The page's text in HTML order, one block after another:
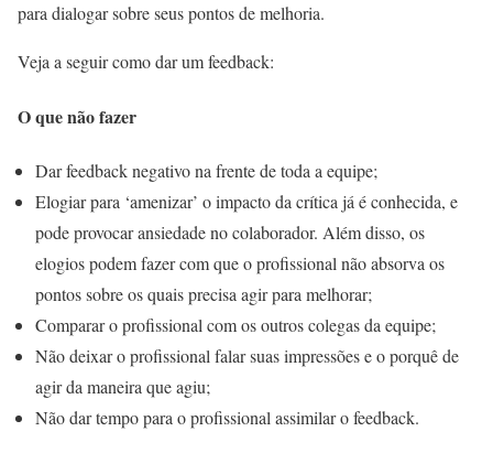
para dialogar sobre seus pontos de melhoria.
Veja a seguir como dar um feedback:
O que não fazer
Dar feedback negativo na frente de toda a equipe;
Elogiar para ‘amenizar’ o impacto da crítica já é conhecida, e
pode provocar ansiedade no colaborador. Além disso, os
elogios podem fazer com que o profissional não absorva os
pontos sobre os quais precisa agir para melhorar;
Comparar o profissional com os outros colegas da equipe;
Não deixar o profissional falar suas impressões e o porquê de
agir da maneira que agiu;
Não dar tempo para o profissional assimilar o feedback.